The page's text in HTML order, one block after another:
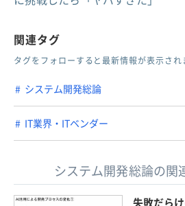
関連タグ
タグをフォローすると最新情報が表示され
システム開発総論
IT業界・ITベンダー
システム開発総論の関
失敗だら